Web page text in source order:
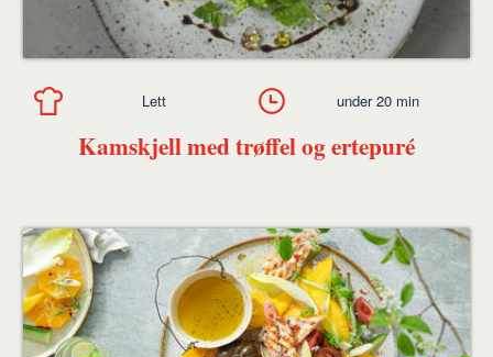
Kamskjell med trøffel og ertepuré
Lett under 20 min